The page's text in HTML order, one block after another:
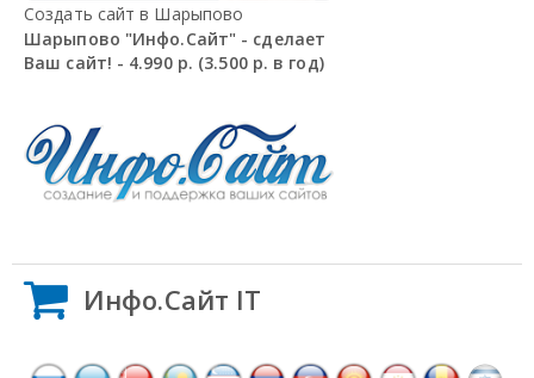
Создать сайт в Шарыпово
Шарыпово "Инфо.Сайт" - сделает
Ваш сайт! - 4.990 р. (3.500 р. в год)
Инфо.Сайт IT